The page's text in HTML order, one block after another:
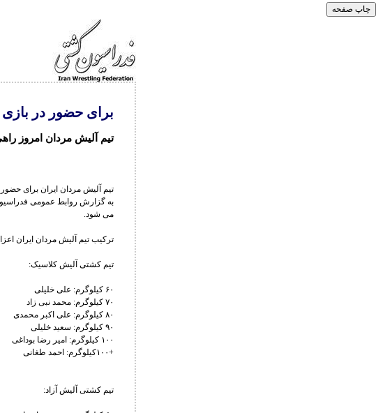
برای حضور در
تیم آلیش مردان امروز
تیم آلیش مردان ایران برای
می شود.
ترکیب تیم آلیش مردان ایران
تیم کشتی آلیش کلاسیک:
۶۰ کیلوگرم: علی خلیلی
۷۰ کیلوگرم: محمد نبی زاد
۸۰ کیلوگرم: علی اکبر محمدی
۹۰ کیلوگرم: سعید خلیلی
۱۰۰ کیلوگرم: امیر رضا بوداغی
+۱۰۰کیلوگرم: احمد طغانی
تیم کشتی آلیش آزاد: